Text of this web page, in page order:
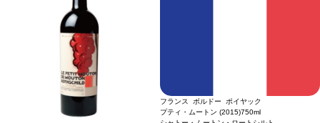
フランス ボルドー ポイヤック
プティ・ムートン (2015)750ml